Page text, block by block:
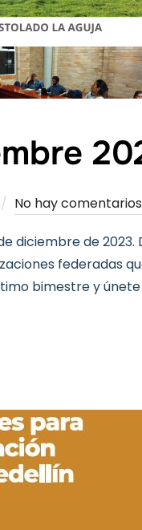
No hay comentarios
diciembre de 2023.
federadas
bimestre y